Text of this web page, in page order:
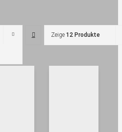
Zeige 12 Produkte